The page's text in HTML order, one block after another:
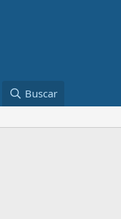
Buscar